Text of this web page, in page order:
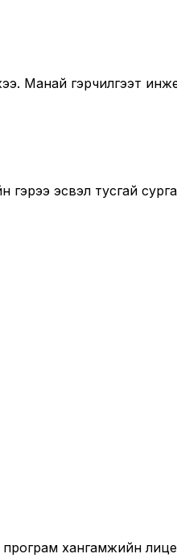
Манай гэрчилгээт
эсвэл тусгай
хангамжийн